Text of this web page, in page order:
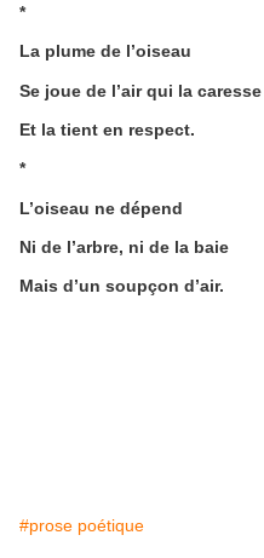
*
La plume de l’oiseau
Se joue de l’air qui la caresse
Et la tient en respect.
*
L’oiseau ne dépend
Ni de l’arbre, ni de la baie
Mais d’un soupçon d’air.
#prose poétique